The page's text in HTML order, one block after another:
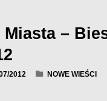
–
2012 NOWE WIEŚCI